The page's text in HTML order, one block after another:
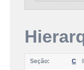
Seção: C